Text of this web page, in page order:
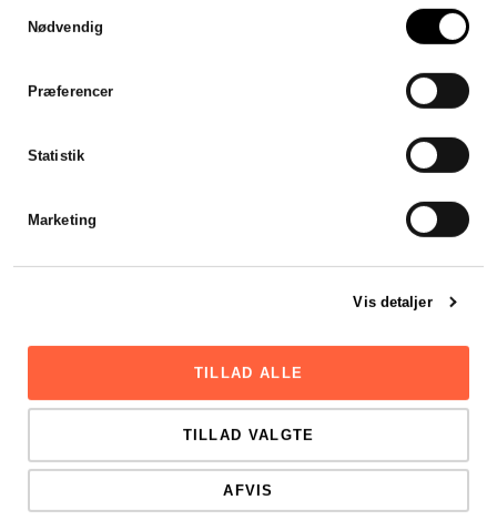
Nødvendig
Præferencer
Statistik
Marketing
Vis detaljer
TILLAD ALLE
TILLAD VALGTE
AFVIS